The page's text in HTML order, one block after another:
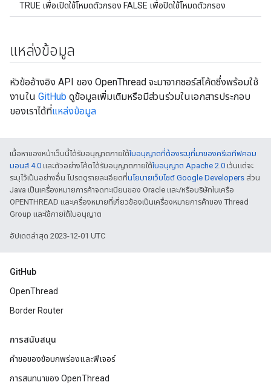
TRUE เพื่อเปิดใช้โหมดตัวกรอง FALSE เพื่อปิดใช้โหมดตัวกรอง
แหล่งข้อมูล
หัวข้ออ้างอิง API ของ OpenThread จะมาจากซอร์สโค้ดซึ่งพร้อมใช้
งานใน GitHub ดูข้อมูลเพิ่มเติมหรือมีส่วนร่วมในเอกสารประกอบ
ของเราได้ที่แหล่งข้อมูล
เนื้อหาของหน้าเว็บนี้ได้รับอนุญาตภายใต้ใบอนุญาตที่ต้องระบุที่มาของครีเอทีฟคอม
มอนส์ 4.0 และตัวอย่างโค้ดได้รับอนุญาตภายใต้ใบอนุญาต Apache 2.0 เว้นแต่จะ
ระบุไว้เป็นอย่างอื่น โปรดดูรายละเอียดที่นโยบายเว็บไซต์ Google Developers ส่วน
Java เป็นเครื่องหมายการค้าจดทะเบียนของ Oracle และ/หรือบริษัทในเครือ
OPENTHREAD และเครื่องหมายที่เกี่ยวข้องเป็นเครื่องหมายการค้าของ Thread
Group และใช้ภายใต้ใบอนุญาต
อัปเดตล่าสุด 2023-12-01 UTC
GitHub
OpenThread
Border Router
การสนับสนุน
คำขอของข้อบกพร่องและฟีเจอร์
การสนทนาของ OpenThread